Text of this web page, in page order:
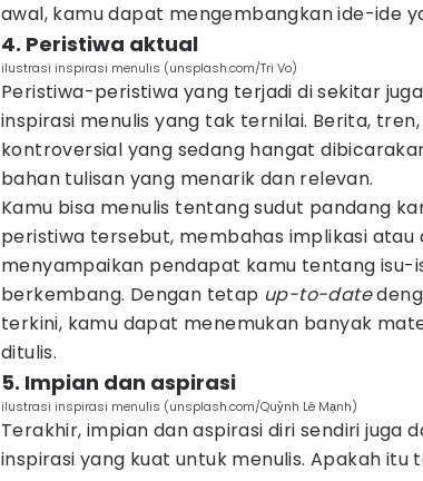
awal, kamu dapat mengembangkan ide-ide
4. Peristiwa aktual
ilustrasi inspirasi menulis (unsplash.com/Tri Vo)
Peristiwa-peristiwa yang terjadi di sekitar
inspirasi menulis yang tak ternilai. Berita,
kontroversial yang sedang hangat
bahan tulisan yang menarik dan relevan.
Kamu bisa menulis tentang sudut pandang
peristiwa tersebut, membahas implikasi atau
menyampaikan pendapat kamu tentang isu-
berkembang. Dengan tetap up-to-date
terkini, kamu dapat menemukan banyak
ditulis.
5. Impian dan aspirasi
ilustrasi inspirasi menulis (unsplash.com/Quỳnh Lê Mạnh)
Terakhir, impian dan aspirasi diri sendiri juga
inspirasi yang kuat untuk menulis. Apakah